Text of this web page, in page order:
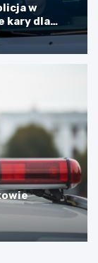
w
kary dla